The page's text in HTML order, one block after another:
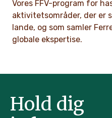
Vores FFV-program for
aktivitetsområder, der er
lande, og som samler
globale ekspertise.
Hold dig